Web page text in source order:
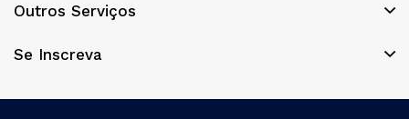
Outros Serviços
Se Inscreva